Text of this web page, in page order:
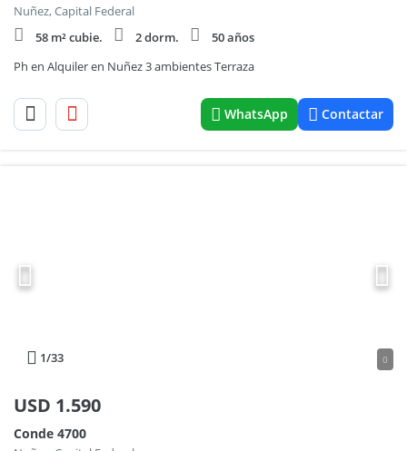
Nuñez, Capital Federal
58 m² cubie.
2 dorm.
50 años
Ph en Alquiler en Nuñez 3 ambientes Terraza
WhatsApp Contactar
1/33 0
USD 1.590
Conde 4700